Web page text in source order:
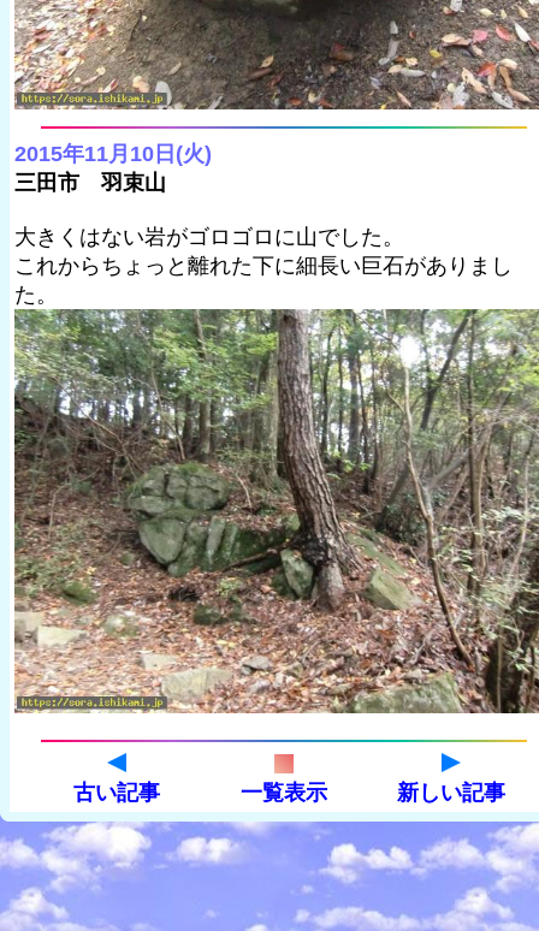
2015年11月10日(火)
三田市 羽束山
大きくはない岩がゴロゴロに山でした。
これからちょっと離れた下に細長い巨石がありまし
た。
古い記事 一覧表示 新しい記事